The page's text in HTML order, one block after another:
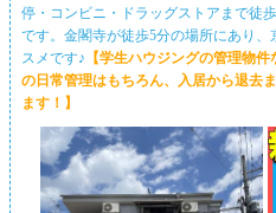
停・コンビニ・ドラッグストアまで徒
です。金閣寺が徒歩5分の場所にあり
スメです♪ 【学生ハウジングの管理物
の日常管理はもちろん、入居から退去
ます！】